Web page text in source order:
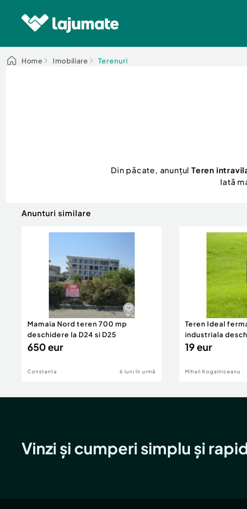
Home Imobiliare Terenuri
Din păcate, anunțul Teren
Iată
Anunturi similare
Mamaia Nord teren 700 mp
deschidere la D24 si D25
650 eur
Constanta 6 luni în urmă
Teren Ideal
industriala
DN2A
19 eur
Mihail Kogalniceanu
Vinzi și cumperi simplu și